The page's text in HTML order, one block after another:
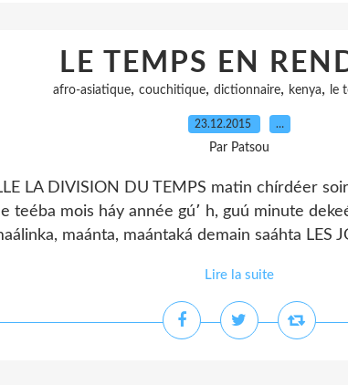
LE TEMPS EN
afro-asiatique, couchitique, dictionnaire, kenya, le
23.12.2015 …
Par Patsou
LA DIVISION DU TEMPS matin chírdéer
teéba mois háy année gú՚ h, guú minute
maánta, maántaká demain saáhta LES
Lire la suite